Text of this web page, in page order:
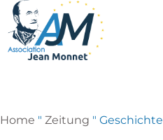
Home " Zeitung " Geschichte